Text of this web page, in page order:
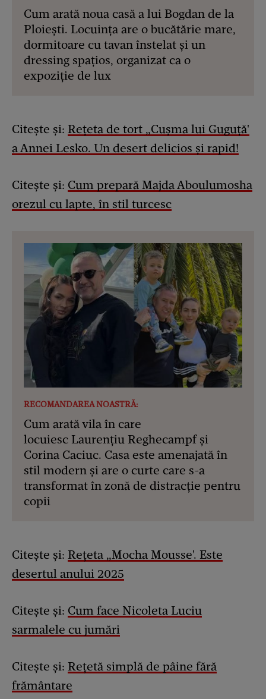
Cum arată noua casă a lui Bogdan de la
Ploiești. Locuința are o bucătărie mare,
dormitoare cu tavan înstelat și un
dressing spațios, organizat ca o
expoziție de lux
Citește și: Rețeta de tort „Cușma lui Guguță'
a Annei Lesko. Un desert delicios și rapid!
Citește și: Cum prepară Majda Aboulumosha
orezul cu lapte, în stil turcesc
RECOMANDAREA NOASTRĂ:
Cum arată vila în care
locuiesc Laurențiu Reghecampf și
Corina Caciuc. Casa este amenajată în
stil modern și are o curte care s-a
transformat în zonă de distracție pentru
copii
Citește și: Rețeta „Mocha Mousse'. Este
desertul anului 2025
Citește și: Cum face Nicoleta Luciu
sarmalele cu jumări
Citește și: Rețetă simplă de pâine fără
frământare